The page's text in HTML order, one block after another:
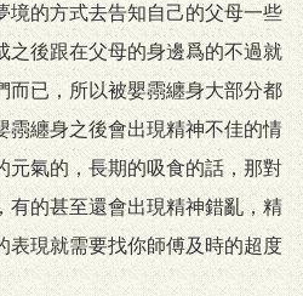
境的方式去告知自己的父母一些
之後跟在父母的身邊爲的不過就
而已，所以被嬰霛纏身大部分都
霛纏身之後會出現精神不佳的情
元氣的，長期的吸食的話，那對
有的甚至還會出現精神錯亂，精
表現就需要找你師傅及時的超度